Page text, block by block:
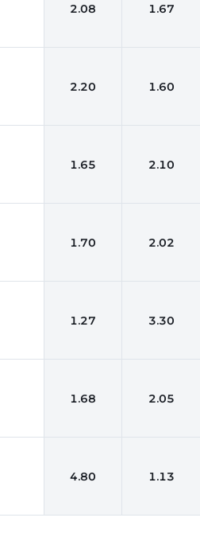
2.08 1.67
2.20 1.60
1.65 2.10
1.70 2.02
1.27 3.30
1.68 2.05
4.80 1.13